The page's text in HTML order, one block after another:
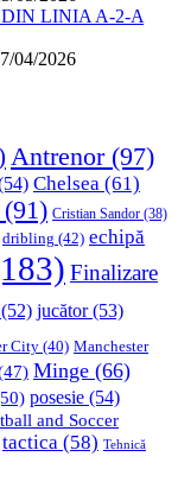
LINIA A-2-A
04/2026
Antrenor(97)
Chelsea (61)
(91) Cristian Sandor (38)
dribling (42) echipă
Finalizare
(52) jucător(53)
City (40) Manchester
Minge (66)
posesie (54)
and Soccer
tactica (58) Tehnică